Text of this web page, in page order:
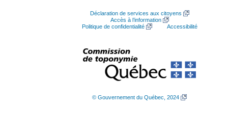
Déclaration de services aux citoyens
Accès à l’information
Politique de confidentialité
Accessibilité
© Gouvernement du Québec, 2024